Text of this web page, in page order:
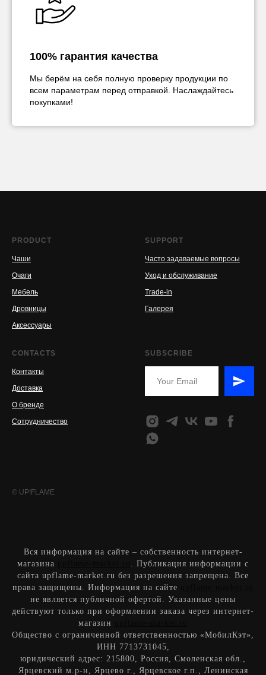
100% гарантия качества
Мы берём на себя полную проверку продукции по
всем параметрам перед отправкой. Наслаждайтесь
покупками!
PRODUCT
Чаши
Очаги
Мебель
Дровницы
Аксессуары
SUPPORT
Часто задаваемые вопросы
Уход и обслуживание
Trade-in
Галерея
CONTACTS
Контакты
Доставка
О бренде
Сотрудничество
SUBSCRIBE
© UP!FLAME
Вся информация на сайте – собственность интернет-
магазина
. Публикация информации с
сайта upflame-market.ru без разрешения запрещена. Все
права защищены. Информация на сайте
не является публичной офертой. Указанные цены
действуют только при оформлении заказа через интернет-
магазин
Общество с ограниченной ответственностью «МобилКэт» ,
ИНН 7713731045,
юридический адрес: 215800, Россия, Смоленская обл.,
Ярцевский м.р-н, Ярцево г., Ярцевское г.п., Ленинская